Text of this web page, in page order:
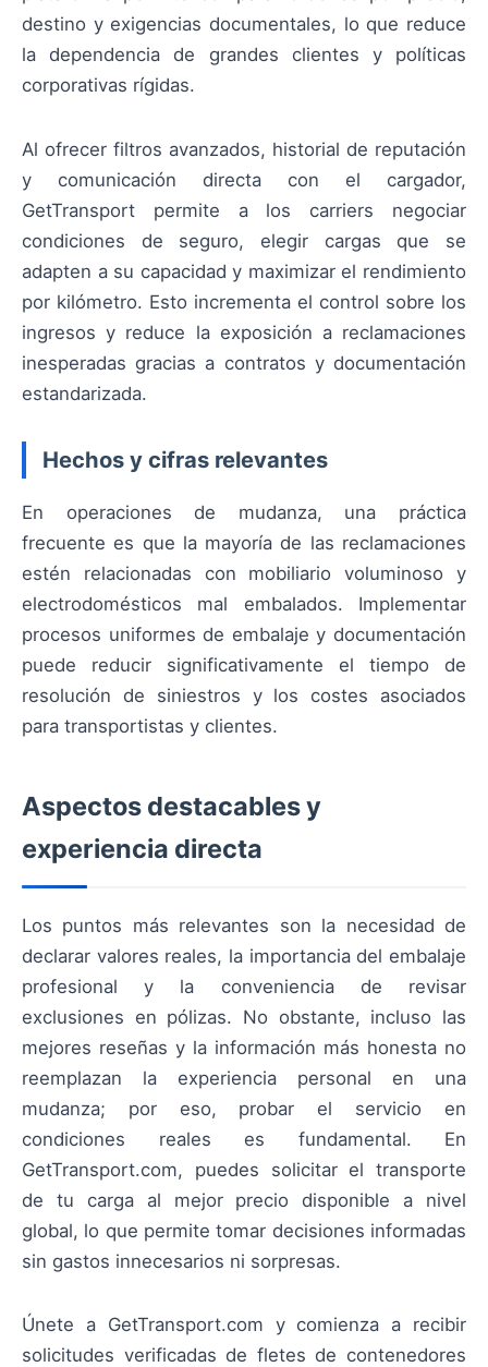
destino y exigencias documentales, lo que reduce
la dependencia de grandes clientes y políticas
corporativas rígidas.
Al ofrecer filtros avanzados, historial de reputación
y comunicación directa con el cargador,
GetTransport permite a los carriers negociar
condiciones de seguro, elegir cargas que se
adapten a su capacidad y maximizar el rendimiento
por kilómetro. Esto incrementa el control sobre los
ingresos y reduce la exposición a reclamaciones
inesperadas gracias a contratos y documentación
estandarizada.
Hechos y cifras relevantes
En operaciones de mudanza, una práctica
frecuente es que la mayoría de las reclamaciones
estén relacionadas con mobiliario voluminoso y
electrodomésticos mal embalados. Implementar
procesos uniformes de embalaje y documentación
puede reducir significativamente el tiempo de
resolución de siniestros y los costes asociados
para transportistas y clientes.
Aspectos destacables y
experiencia directa
Los puntos más relevantes son la necesidad de
declarar valores reales, la importancia del embalaje
profesional y la conveniencia de revisar
exclusiones en pólizas. No obstante, incluso las
mejores reseñas y la información más honesta no
reemplazan la experiencia personal en una
mudanza; por eso, probar el servicio en
condiciones reales es fundamental. En
GetTransport.com, puedes solicitar el transporte
de tu carga al mejor precio disponible a nivel
global, lo que permite tomar decisiones informadas
sin gastos innecesarios ni sorpresas.
Únete a GetTransport.com y comienza a recibir
solicitudes verificadas de fletes de contenedores